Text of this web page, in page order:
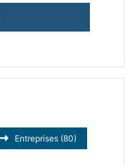
Entreprises (80)